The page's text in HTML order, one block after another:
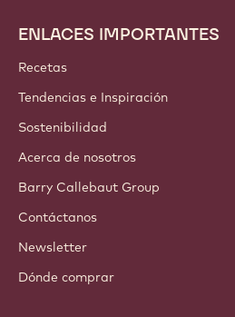
Footer
Callebaut
ENLACES IMPORTANTES
Recetas
Tendencias e Inspiración
Sostenibilidad
Acerca de nosotros
Barry Callebaut Group
Contáctanos
Newsletter
Dónde comprar